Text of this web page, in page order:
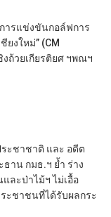
ารแข่งขันกอล์ฟการ
ยงใหม่” (CM
งถ้วยเกียรติยศ ฯพณฯ
ระชาชาติ และ อดีต
าน กมธ.ฯ ย้ำ ร่าง
ละป่าไม้ฯ ไม่เอื้อ
ะชาชนที่ได้รับผลกระ